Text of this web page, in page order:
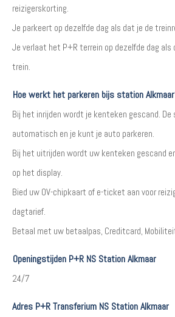
reizigerskorting.
Je parkeert op dezelfde dag als dat je de
Je verlaat het P+R terrein op dezelfde dag als
trein.
Hoe werkt het parkeren bijs station
Bij het inrijden wordt je kenteken gescand. De
automatisch en je kunt je auto parkeren.
Bij het uitrijden wordt uw kenteken gescand
op het display.
Bied uw OV-chipkaart of e-ticket aan voor
dagtarief.
Betaal met uw betaalpas, Creditcard,
Openingstijden P+R NS Station Alkmaar
24/7
Adres P+R Transferium NS Station Alkmaar